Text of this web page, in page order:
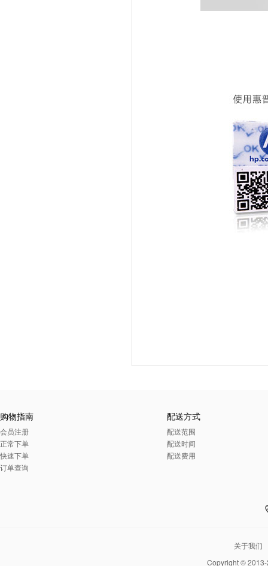
购物指南
会员注册
正常下单
快速下单
订单查询
配送方式
配送范围
配送时间
配送费用
关于我们
Copyright ©